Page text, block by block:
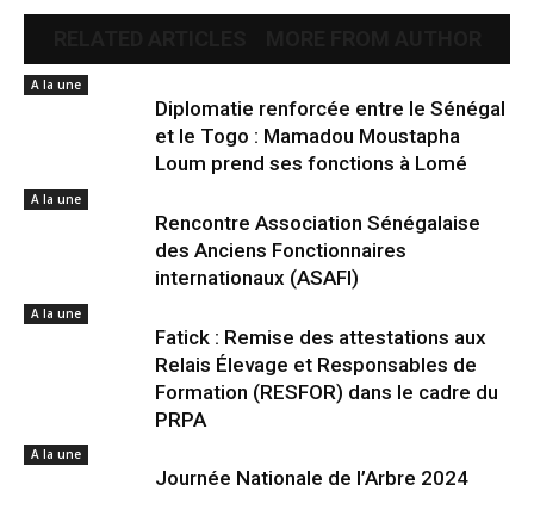
A la une
Diplomatie renforcée entre le Sénégal
et le Togo : Mamadou Moustapha
Loum prend ses fonctions à Lomé
A la une
Rencontre Association Sénégalaise
des Anciens Fonctionnaires
internationaux (ASAFI)
A la une
Fatick : Remise des attestations aux
Relais Élevage et Responsables de
Formation (RESFOR) dans le cadre du
PRPA
A la une
Journée Nationale de l’Arbre 2024